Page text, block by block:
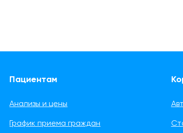
Пациентам
Анализы и цены
График приема граждан